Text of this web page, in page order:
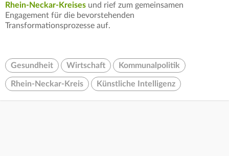
Rhein-Neckar-Kreises und rief zum gemeinsamen
Engagement für die bevorstehenden
Transformationsprozesse auf.
Gesundheit Wirtschaft Kommunalpolitik
Rhein-Neckar-Kreis Künstliche Intelligenz